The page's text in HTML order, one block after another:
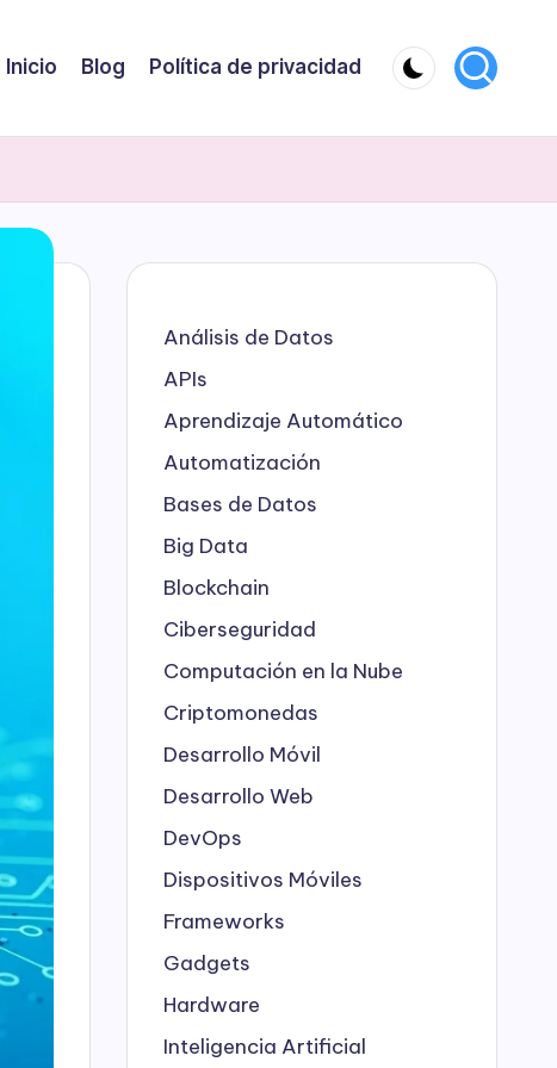
Inicio Blog Política de privacidad
Análisis de Datos
APIs
Aprendizaje Automático
Automatización
Bases de Datos
Big Data
Blockchain
Ciberseguridad
Computación en la Nube
Criptomonedas
Desarrollo Móvil
Desarrollo Web
DevOps
Dispositivos Móviles
Frameworks
Gadgets
Hardware
Inteligencia Artificial